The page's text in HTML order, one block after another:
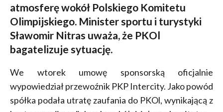
atmosferę wokół Polskiego Komitetu
Olimpijskiego. Minister sportu i turystyki
Sławomir Nitras uważa, że PKOl
bagatelizuje sytuację.
We wtorek umowę sponsorską oficjalnie
wypowiedział przewoźnik PKP Intercity. Jako powód
spółka podała utratę zaufania do PKOl, wynikającą z